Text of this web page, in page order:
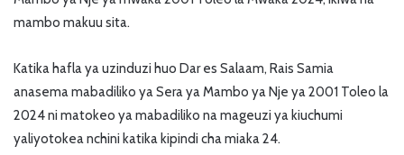
mambo makuu sita.
Katika hafla ya uzinduzi huo Dar es Salaam, Rais Samia
anasema mabadiliko ya Sera ya Mambo ya Nje ya 2001 Toleo la
2024 ni matokeo ya mabadiliko na mageuzi ya kiuchumi
yaliyotokea nchini katika kipindi cha miaka 24.